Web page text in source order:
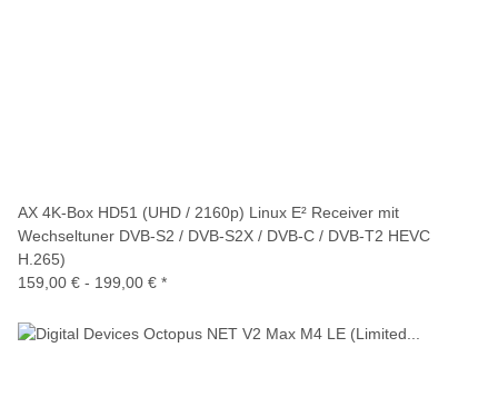
AX 4K-Box HD51 (UHD / 2160p) Linux E² Receiver mit
Wechseltuner DVB-S2 / DVB-S2X / DVB-C / DVB-T2 HEVC
H.265)
159,00 € - 199,00 € *